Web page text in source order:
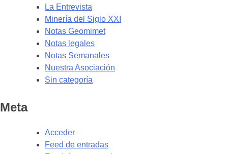
La Entrevista
Minería del Siglo XXI
Notas Geomimet
Notas legales
Notas Semanales
Nuestra Asociación
Sin categoría
Meta
Acceder
Feed de entradas